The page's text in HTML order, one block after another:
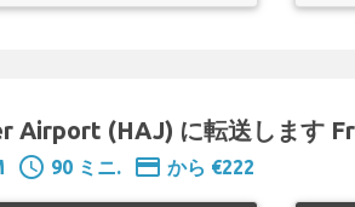
Airport (HAJ) に転送します
schedule 90 ミニ. payment から €222